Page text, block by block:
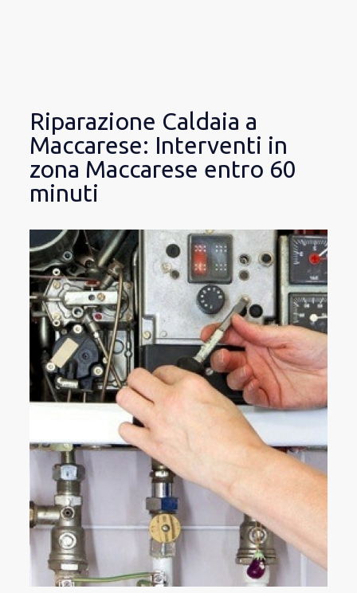
Riparazione Caldaia a
Maccarese: Interventi in
zona Maccarese entro 60
minuti